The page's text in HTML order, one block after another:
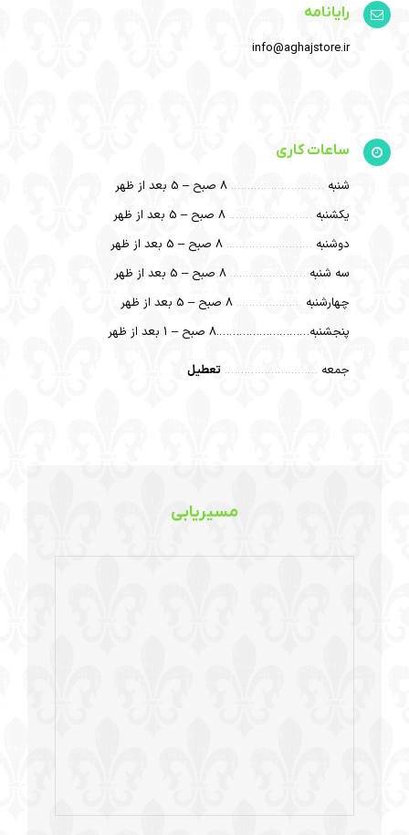
رایانامه
info@aghajstore.ir
ساعات کاری
شنبه ……………………….
یکشنبه …………………….
دوشنبه ……………………..
سه شنبه …………………..
چهارشنبه ………………..
پنجشنبه……………………….8 صبح – 1 بعد از ظهر
جمعه ………………………. تعطیل
مسیریابی